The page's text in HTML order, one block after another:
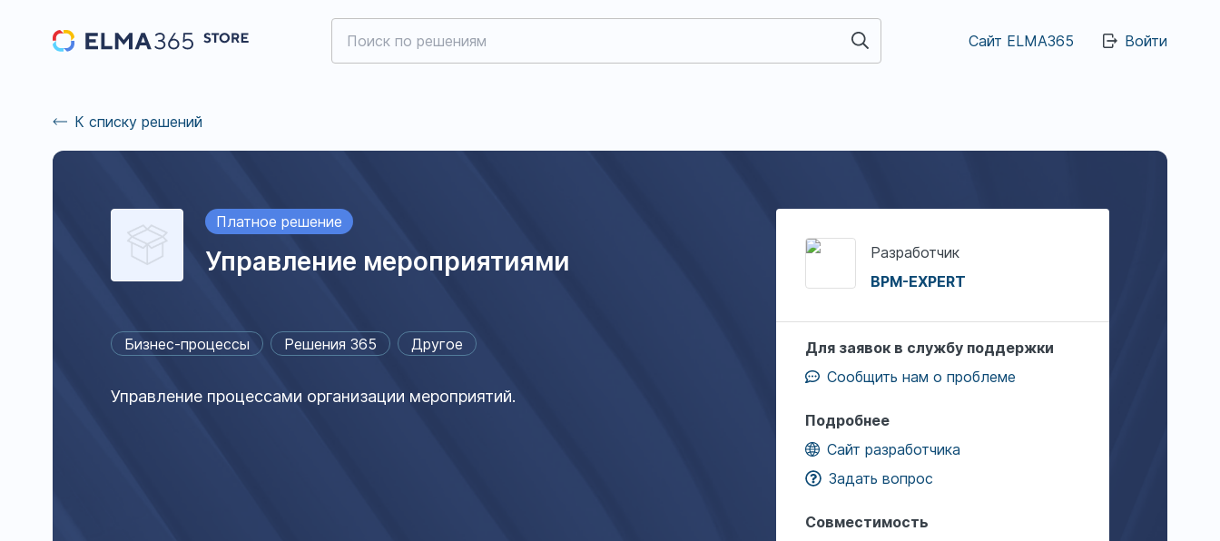
Сайт ELMA365 Войти
К списку решений
Платное решение
Управление мероприятиями
Бизнес-процессы Решения 365 Другое
Управление процессами организации мероприятий.
Разработчик
BPM-EXPERT
Для заявок в службу поддержки
Сообщить нам о проблеме
Подробнее
Сайт разработчика
Задать вопрос
Совместимость